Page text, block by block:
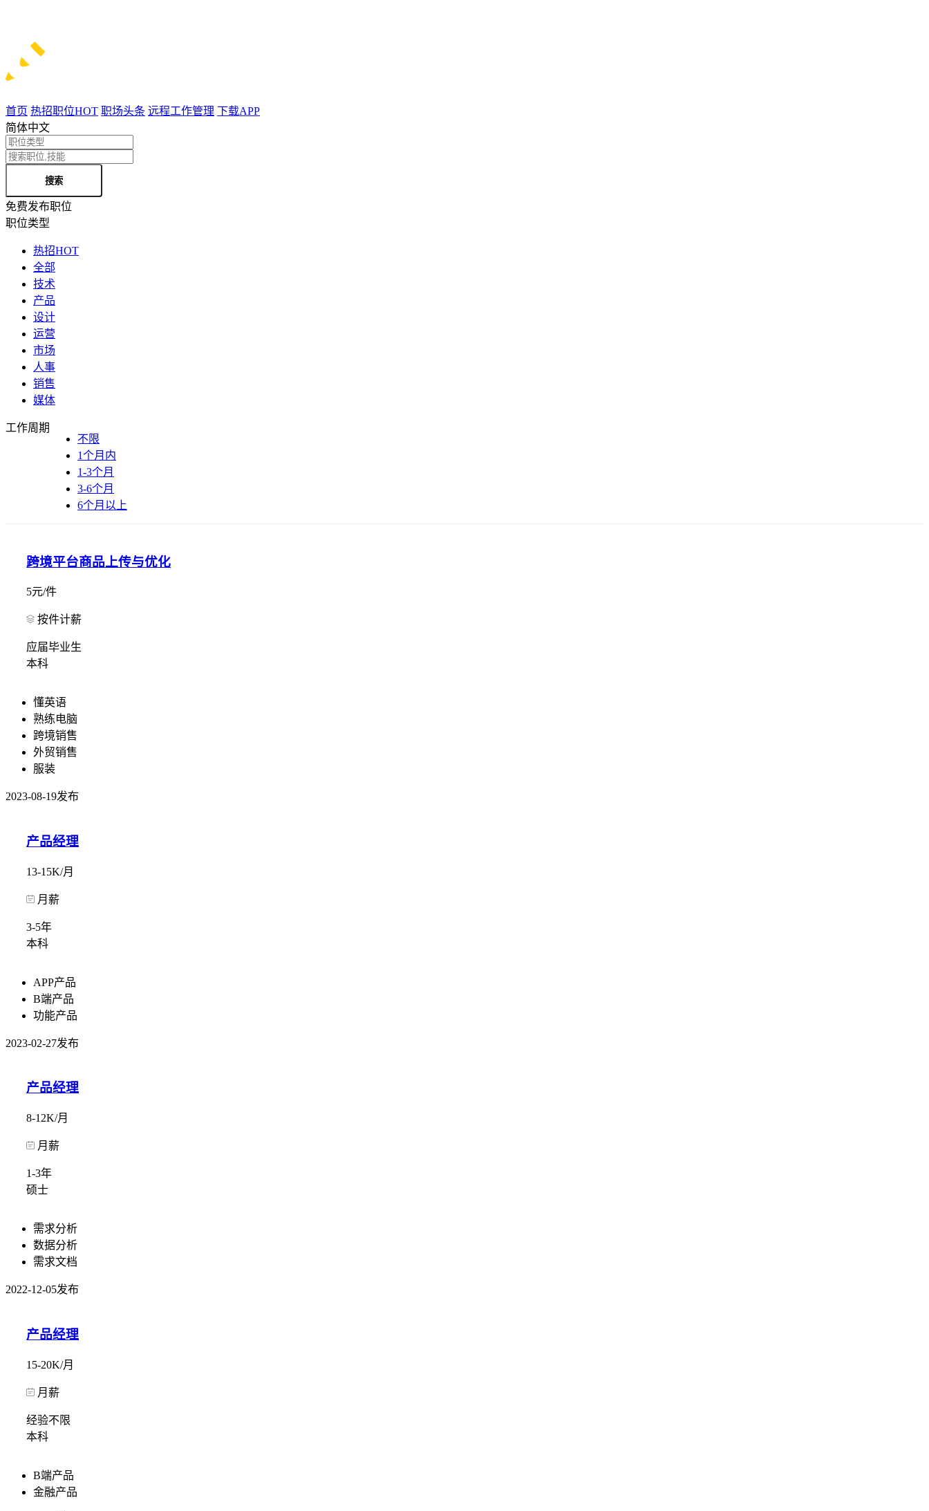
首页 热招职位HOT 职场头条 远程工作管理 下载APP
简体中文
搜索
免费发布职位
职位类型
热招HOT
全部
技术
产品
设计
运营
市场
人事
销售
媒体
工作周期
不限
1个月内
1-3个月
3-6个月
6个月以上
跨境平台商品上传与优化
5元/件
按件计薪
应届毕业生
本科
懂英语
熟练电脑
跨境销售
外贸销售
服装
2023-08-19发布
产品经理
13-15K/月
月薪
3-5年
本科
APP产品
B端产品
功能产品
2023-02-27发布
产品经理
8-12K/月
月薪
1-3年
硕士
需求分析
数据分析
需求文档
2022-12-05发布
产品经理
15-20K/月
月薪
经验不限
本科
B端产品
金融产品